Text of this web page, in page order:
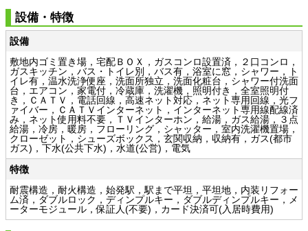
設備・特徴
設備
敷地内ゴミ置き場，宅配ＢＯＸ，ガスコンロ設置済，２口コンロ，
ガスキッチン，バス・トイレ別，バス有，浴室に窓，シャワー，ト
イレ有，温水洗浄便座，洗面所独立，洗面化粧台，シャワー付洗面
台，エアコン，家電付，冷蔵庫，洗濯機，照明付き，全室照明付
き，ＣＡＴＶ，電話回線，高速ネット対応，ネット専用回線，光フ
ァイバー，ＣＡＴＶインターネット，インターネット専用線配線済
み，ネット使用料不要，ＴＶインターホン，給湯，ガス給湯，３点
給湯，冷房，暖房，フローリング，シャッター，室内洗濯機置場，
クローゼット，シューズボックス，玄関収納，収納有，ガス(都市
ガス)，下水(公共下水)，水道(公営)，電気
特徴
耐震構造，耐火構造，始発駅，駅まで平坦，平坦地，内装リフォー
ム済，ダブルロック，ディンプルキー，ダブルディンプルキー，メ
ーターモジュール，保証人(不要)，カード決済可(入居時費用)